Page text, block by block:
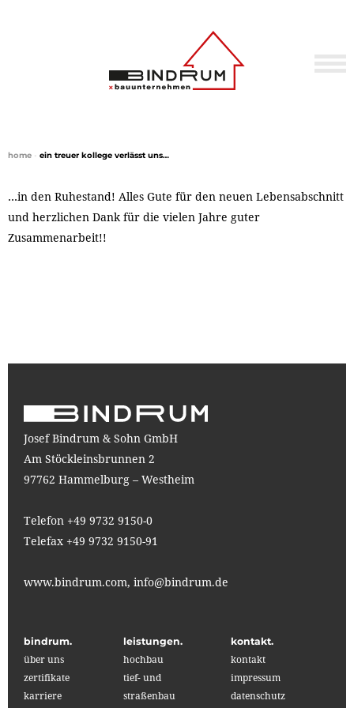
home ein treuer kollege verlässt uns…
…in den Ruhestand! Alles Gute für den neuen Lebensabschnitt
und herzlichen Dank für die vielen Jahre guter
Zusammenarbeit!!
Josef Bindrum & Sohn GmbH
Am Stöckleinsbrunnen 2
97762 Hammelburg – Westheim
Telefon +49 9732 9150-0
Telefax +49 9732 9150-91
www.bindrum.com, info@bindrum.de
bindrum.
über uns
zertifikate
karriere
leistungen.
hochbau
tief- und
straßenbau
kontakt.
kontakt
impressum
datenschutz